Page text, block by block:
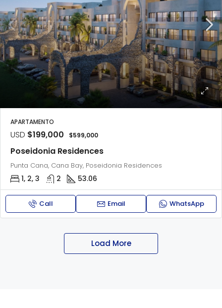
APARTAMENTO
USD $199,000 $599,000
Poseidonia Residences
Punta Cana, Cana Bay, Poseidonia Residences
1, 2, 3 2 53.06
Call Email WhatsApp
Load More